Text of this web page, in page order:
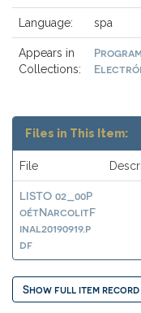
Language: spa
Appears in
Collections:
Files in This Item:
File
LISTO 02_00P
oétNarcolitF
inal20190919.p
df
Show full item record